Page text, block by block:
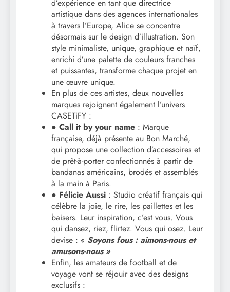
d’expérience en tant que directrice
artistique dans des agences internationales
à travers l’Europe, Alice se concentre
désormais sur le design d’illustration. Son
style minimaliste, unique, graphique et naïf,
enrichi d’une palette de couleurs franches
et puissantes, transforme chaque projet en
une œuvre unique.
En plus de ces artistes, deux nouvelles
marques rejoignent également l’univers
CASETiFY :
● Call it by your name : Marque
française, déjà présente au Bon Marché,
qui propose une collection d’accessoires et
de prêt-à-porter confectionnés à partir de
bandanas américains, brodés et assemblés
à la main à Paris.
● Félicie Aussi : Studio créatif français qui
célèbre la joie, le rire, les paillettes et les
baisers. Leur inspiration, c’est vous. Vous
qui dansez, riez, flirtez. Vous qui osez. Leur
devise : « Soyons fous : aimons-nous et
amusons-nous »
Enfin, les amateurs de football et de
voyage vont se réjouir avec des designs
exclusifs :